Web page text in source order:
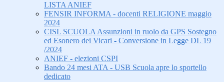
LISTA ANIEF
FENSIR INFORMA - docenti RELIGIONE maggio
2024
CISL SCUOLA Assunzioni in ruolo da GPS Sostegno
ed Esonero dei Vicari - Conversione in Legge DL 19
/2024
ANIEF - elezioni CSPI
Bando 24 mesi ATA - USB Scuola apre lo sportello
dedicato